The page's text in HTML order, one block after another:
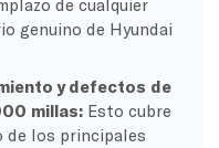
genuino de Hyundai
y defectos de
millas: Esto cubre
de los principales